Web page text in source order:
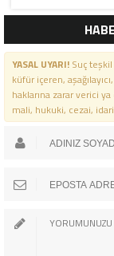
YASAL UYARI!Suç teşkil
küfür içeren,
haklarına zarar verici
mali, hukuki, cezai,